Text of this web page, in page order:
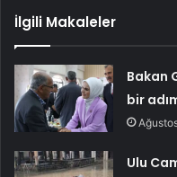
İlgili Makaleler
Bakan
bir
Ulu